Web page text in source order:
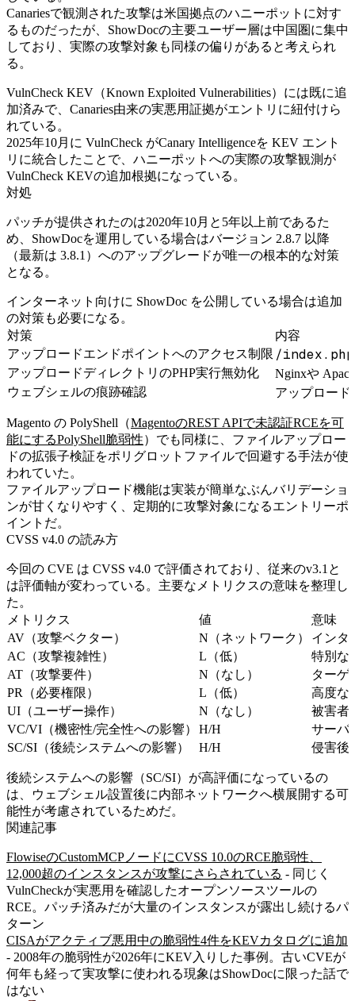
Canariesで観測された攻撃は米国拠点のハニーポットに対す
るものだったが、ShowDocの主要ユーザー層は中国圏に集中
しており、実際の攻撃対象も同様の偏りがあると考えられ
る。
VulnCheck KEV（Known Exploited Vulnerabilities）には既に追
加済みで、Canaries由来の実悪用証拠がエントリに紐付けら
れている。
2025年10月に VulnCheck がCanary Intelligenceを KEV エント
リに統合したことで、ハニーポットへの実際の攻撃観測が
VulnCheck KEVの追加根拠になっている。
対処
パッチが提供されたのは2020年10月と5年以上前であるた
め、ShowDocを運用している場合はバージョン 2.8.7 以降
（最新は 3.8.1）へのアップグレードが唯一の根本的な対策
となる。
インターネット向けに ShowDoc を公開している場合は追加
の対策も必要になる。
対策
内容
アップロードエンドポイントへのアクセス制限 /
アップロードディレクトリのPHP実行無効化
Nginxや
ウェブシェルの痕跡確認
アップロー
Magento の PolyShell（MagentoのREST APIで未認証RCEを可
能にするPolyShell脆弱性）でも同様に、ファイルアップロー
ドの拡張子検証をポリグロットファイルで回避する手法が使
われていた。
ファイルアップロード機能は実装が簡単なぶんバリデーショ
ンが甘くなりやすく、定期的に攻撃対象になるエントリーポ
イントだ。
CVSS v4.0 の読み方
今回の CVE は CVSS v4.0 で評価されており、従来のv3.1と
は評価軸が変わっている。主要なメトリクスの意味を整理し
た。
メトリクス
値
意味
AV（攻撃ベクター）
N（ネットワーク）
インタ
AC（攻撃複雑性）
L（低）
特別な
AT（攻撃要件）
N（なし）
ターゲ
PR（必要権限）
L（低）
高度な
UI（ユーザー操作）
N（なし）
被害者
VC/VI（機密性/完全性への影響）
H/H
サーバ
SC/SI（後続システムへの影響）
H/H 侵害後
後続システムへの影響（SC/SI）が高評価になっているの
は、ウェブシェル設置後に内部ネットワークへ横展開する可
能性が考慮されているためだ。
関連記事
FlowiseのCustomMCPノードにCVSS 10.0のRCE脆弱性、
12,000超のインスタンスが攻撃にさらされている - 同じく
VulnCheckが実悪用を確認したオープンソースツールの
RCE。パッチ済みだが大量のインスタンスが露出し続けるパ
ターン
CISAがアクティブ悪用中の脆弱性4件をKEVカタログに追加
- 2008年の脆弱性が2026年にKEV入りした事例。古いCVEが
何年も経って実攻撃に使われる現象はShowDocに限った話で
はない